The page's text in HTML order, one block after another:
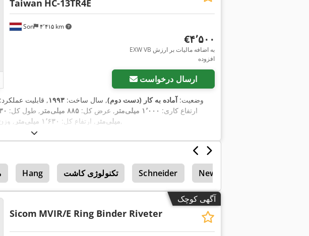
Son ۴٬۴۱۵ km
Taiwan HC-13TR4E
‎€۴٬۵۰۰
EXW VB به اضافه مالیات بر ارزش
افزوده
ارسال درخواست
وضعیت:آماده به کار (دست دوم), سال ساخت: ۱۹۹۳, قابلیت
, ارتفاع کاری: ۱٬۰۰۰ میلی‌متر , عرض کل: ۸۸۵ میلی‌متر , طول کل:
میلی‌متر , ارتفاع کل: ۱٬۶۳۰ میلی‌متر , ,
Hang تکنولوژی کاشت Schneider Newton 20
آگهی کوچک
Sicom MVIR/E Ring Binder Riveter